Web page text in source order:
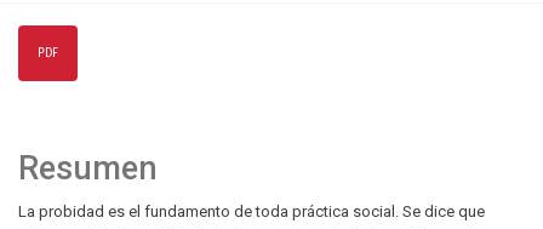
PDF
Resumen
La probidad es el fundamento de toda práctica social. Se dice que